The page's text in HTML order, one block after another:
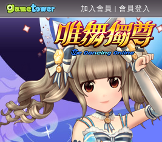
加入會員 | 會員登入